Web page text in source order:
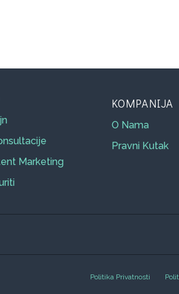
Marketing
KOMPANIJA
O Nama
Pravni Kutak
Politika Privatnosti